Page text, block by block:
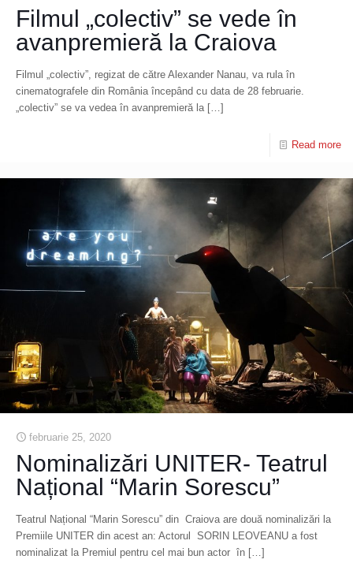
Filmul „colectiv” se vede în
avanpremieră la Craiova
Filmul „colectiv”, regizat de către Alexander Nanau, va rula în
cinematografele din România începând cu data de 28 februarie.
„colectiv” se va vedea în avanpremieră la […]
Read more
februarie 25, 2020
Nominalizări UNITER- Teatrul
Național “Marin Sorescu”
Teatrul Național “Marin Sorescu” din Craiova are două nominalizări la
Premiile UNITER din acest an: Actorul SORIN LEOVEANU a fost
nominalizat la Premiul pentru cel mai bun actor în […]